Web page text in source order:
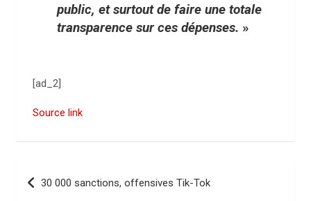
public, et surtout de faire une totale
transparence sur ces dépenses. »
[ad_2]
Source link
30 000 sanctions, offensives Tik-Tok